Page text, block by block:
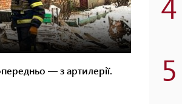
— з артилерії.
5